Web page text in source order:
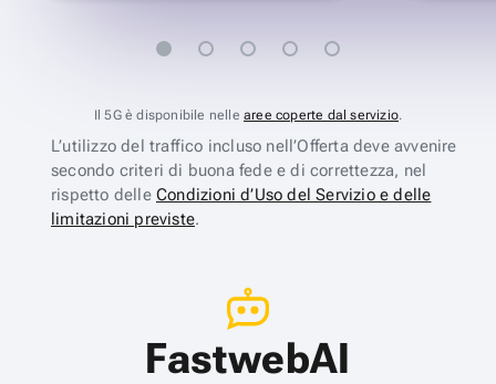
Il 5G è disponibile nelle aree coperte dal servizio.
L’utilizzo del traffico incluso nell’Offerta deve avvenire
secondo criteri di buona fede e di correttezza, nel
rispetto delle Condizioni d’Uso del Servizio e delle
limitazioni previste.
FastwebAI